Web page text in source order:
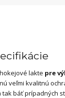
lakte pre
veľmi kvalitnú
tak báť prípadných